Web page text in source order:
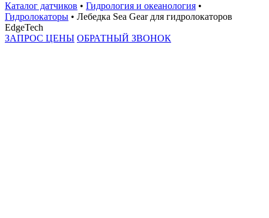
Каталог датчиков • Гидрология и океанология •
Гидролокаторы • Лебедка Sea Gear для гидролокаторов
EdgeTech
ЗАПРОС ЦЕНЫ ОБРАТНЫЙ ЗВОНОК